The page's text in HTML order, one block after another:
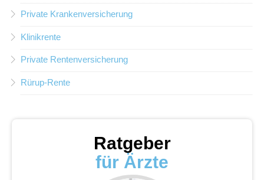
Private Krankenversicherung
Klinikrente
Private Rentenversicherung
Rürup-Rente
Ratgeber
für Ärzte